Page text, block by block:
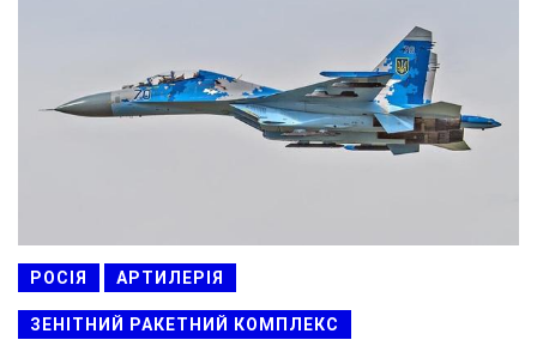
РОСІЯ АРТИЛЕРІЯ
ЗЕНІТНИЙ РАКЕТНИЙ КОМПЛЕКС